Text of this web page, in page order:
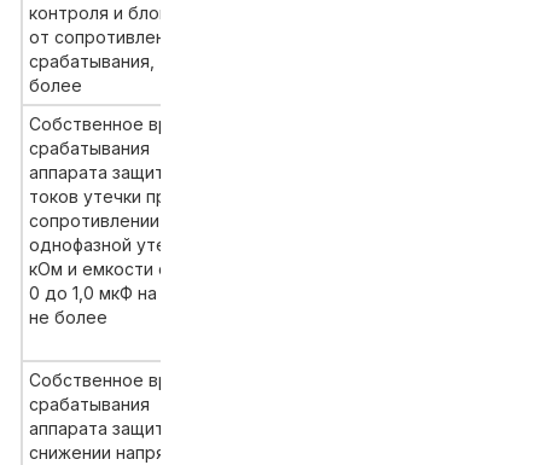
контроля и блокировки,
от сопротивления
срабатывания, %, не
более
Собственное время
срабатывания
аппарата защиты от
токов утечки при
сопротивлении
однофазной утечки 1,0
кОм и емкости сети от
0 до 1,0 мкФ на фазу, с,
не более
Собственное время
срабатывания
аппарата защиты при
снижении напряжения